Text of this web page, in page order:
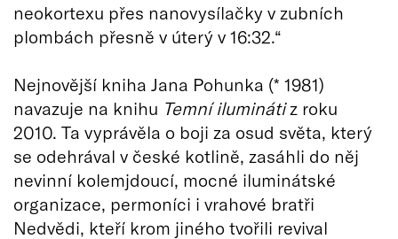
neokortexu přes nanovysílačky v zubních
plombách přesně v úterý v 16:32.“
Nejnovější kniha Jana Pohunka (* 1981)
navazuje na knihu Temní iluminátiz roku
2010. Ta vyprávěla o boji za osud světa, který
se odehrával v české kotlině, zasáhli do něj
nevinní kolemjdoucí, mocné iluminátské
organizace, permoníci i vrahové bratři
Nedvědi, kteří krom jiného tvořili revival